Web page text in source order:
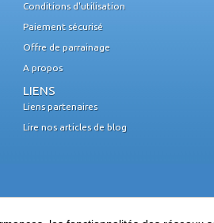
Conditions d'utilisation
Paiement sécurisé
Offre de parrainage
A propos
LIENS
Liens partenaires
Lire nos articles de blog